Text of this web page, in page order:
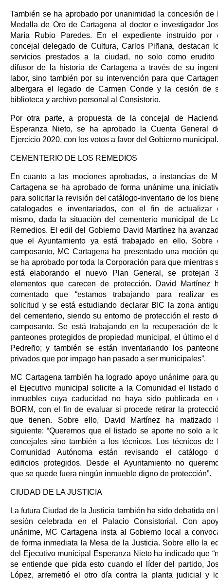
También se ha aprobado por unanimidad la concesión de
Medalla de Oro de Cartagena al doctor e investigador
María Rubio Paredes. En el expediente instruido por
concejal delegado de Cultura, Carlos Piñana, destacan
servicios prestados a la ciudad, no solo como erudito
difusor de la historia de Cartagena a través de su
labor, sino también por su intervención para que
albergara el legado de Carmen Conde y la cesión de
biblioteca y archivo personal al Consistorio.
Por otra parte, a propuesta de la concejal de
Esperanza Nieto, se ha aprobado la Cuenta General
Ejercicio 2020, con los votos a favor del Gobierno municipal.
CEMENTERIO DE LOS REMEDIOS
En cuanto a las mociones aprobadas, a instancias de
Cartagena se ha aprobado de forma unánime una
para solicitar la revisión del catálogo-inventario de los
catalogados e inventariados, con el fin de actualizar
mismo, dada la situación del cementerio municipal de
Remedios. El edil del Gobierno David Martínez ha
que el Ayuntamiento ya está trabajado en ello. Sobre
camposanto, MC Cartagena ha presentado una moción
se ha aprobado por toda la Corporación para que mientras
está elaborando el nuevo Plan General, se protejan
elementos que carecen de protección. David Martínez
comentado que “estamos trabajando para realizar
solicitud y se está estudiando declarar BIC la zona
del cementerio, siendo su entorno de protección el resto
camposanto. Se está trabajando en la recuperación de
panteones protegidos de propiedad municipal, el último el
Pedreño; y también se están inventariando los
privados que por impago han pasado a ser municipales”.
MC Cartagena también ha logrado apoyo unánime para
el Ejecutivo municipal solicite a la Comunidad el listado
inmuebles cuya caducidad no haya sido publicada en
BORM, con el fin de evaluar si procede retirar la
que tienen. Sobre ello, David Martínez ha matizado
siguiente: “Queremos que el listado se aporte no solo a
concejales sino también a los técnicos. Los técnicos de
Comunidad Autónoma están revisando el catálogo
edificios protegidos. Desde el Ayuntamiento no
que se quede fuera ningún inmueble digno de protección”.
CIUDAD DE LA JUSTICIA
La futura Ciudad de la Justicia también ha sido debatida en
sesión celebrada en el Palacio Consistorial. Con
unánime, MC Cartagena insta al Gobierno local a
de forma inmediata la Mesa de la Justicia. Sobre ello la
del Ejecutivo municipal Esperanza Nieto ha indicado que
se entiende que pida esto cuando el líder del partido,
López, arremetió el otro día contra la planta judicial y